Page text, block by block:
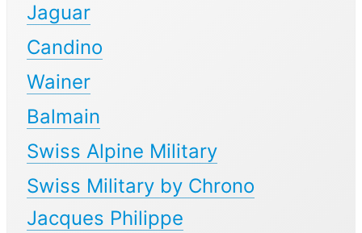
Jaguar
Candino
Wainer
Balmain
Swiss Alpine Military
Swiss Military by Chrono
Jacques Philippe